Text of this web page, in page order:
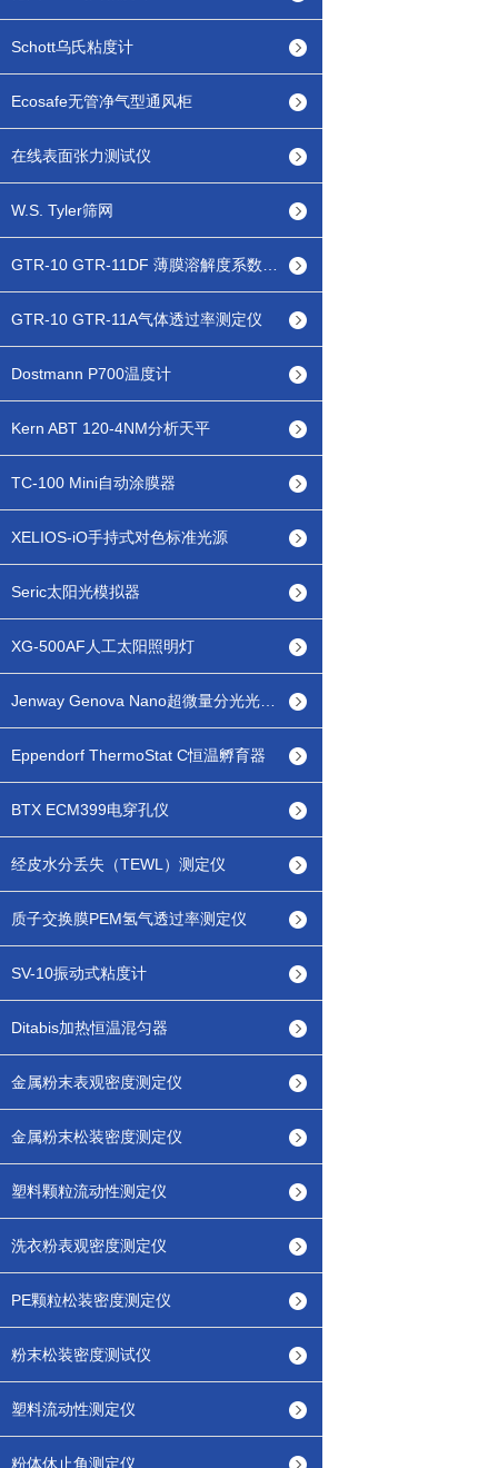
Schott乌氏粘度计
Ecosafe无管净气型通风柜
在线表面张力测试仪
W.S. Tyler筛网
GTR-10 GTR-11A气体透过率测定仪
Dostmann P700温度计
Kern ABT 120-4NM分析天平
TC-100 Mini自动涂膜器
XELIOS-iO手持式对色标准光源
Seric太阳光模拟器
XG-500AF人工太阳照明灯
Eppendorf ThermoStat C恒温孵育器
BTX ECM399电穿孔仪
经皮水分丢失（TEWL）测定仪
质子交换膜PEM氢气透过率测定仪
SV-10振动式粘度计
Ditabis加热恒温混匀器
金属粉末表观密度测定仪
金属粉末松装密度测定仪
塑料颗粒流动性测定仪
洗衣粉表观密度测定仪
PE颗粒松装密度测定仪
粉末松装密度测试仪
塑料流动性测定仪
粉体休止角测定仪